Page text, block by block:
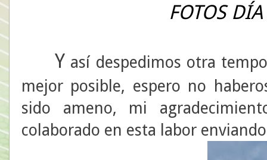
FOTOS
Y así despedimos otra
mejor posible, espero no
sido ameno, mi
colaborado en esta labor